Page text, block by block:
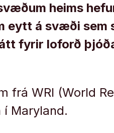
heims
eytt á svæði sem
fyrir loforð
frá WRI (World
Maryland.